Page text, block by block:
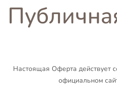
Настоящая Оферта действует
официальном